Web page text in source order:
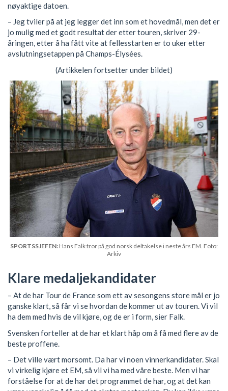
nøyaktige datoen.
– Jeg tviler på at jeg legger det inn som et hovedmål, men det er
jo mulig med et godt resultat der etter touren, skriver 29-
åringen, etter å ha fått vite at fellesstarten er to uker etter
avslutningsetappen på Champs-Élysées.
(Artikkelen fortsetter under bildet)
SPORTSSJEFEN: Hans Falk tror på god norsk deltakelse i neste års EM. Foto:
Arkiv
Klare medaljekandidater
– At de har Tour de France som ett av sesongens store mål er jo
ganske klart, så får vi se hvordan de kommer ut av touren. Vi vil
ha dem med hvis de vil kjøre, og de er i form, sier Falk.
Svensken forteller at de har et klart håp om å få med flere av de
beste proffene.
– Det ville vært morsomt. Da har vi noen vinnerkandidater. Skal
vi virkelig kjøre et EM, så vil vi ha med våre beste. Men vi har
forståelse for at de har det programmet de har, og at det kan